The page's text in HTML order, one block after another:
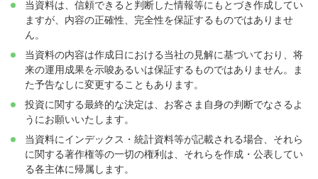
当資料は、信頼できると判断した情報等にもとづき作成してい
ますが、内容の正確性、完全性を保証するものではありませ
ん。
当資料の内容は作成日における当社の見解に基づいており、将
来の運用成果を示唆あるいは保証するものではありません。ま
た予告なしに変更することもあります。
投資に関する最終的な決定は、お客さま自身の判断でなさるよ
うにお願いいたします。
当資料にインデックス・統計資料等が記載される場合、それら
に関する著作権等の一切の権利は、それらを作成・公表してい
る各主体に帰属します。